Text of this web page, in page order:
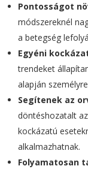
Pontosságot
módszereknél
a betegség
Egyéni
trendeket
alapján
Segítenek az
döntéshozatalt
kockázatú
alkalmazhatnak.
Folyamatosan